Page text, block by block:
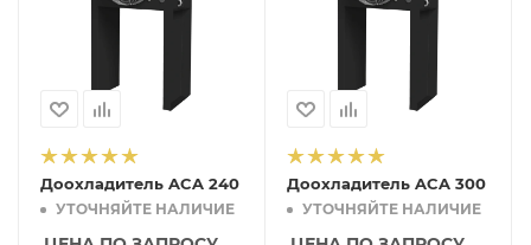
Доохладитель ACA 240
УТОЧНЯЙТЕ НАЛИЧИЕ
Доохладитель ACA 300
УТОЧНЯЙТЕ НАЛИЧИЕ